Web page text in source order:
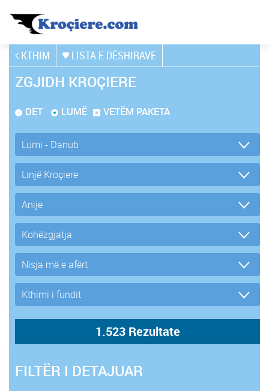
KTHIM LISTA E DËSHIRAVE
ZGJIDH KROÇIERE
DET LUMË VETËM PAKETA
FILTËR I DETAJUAR